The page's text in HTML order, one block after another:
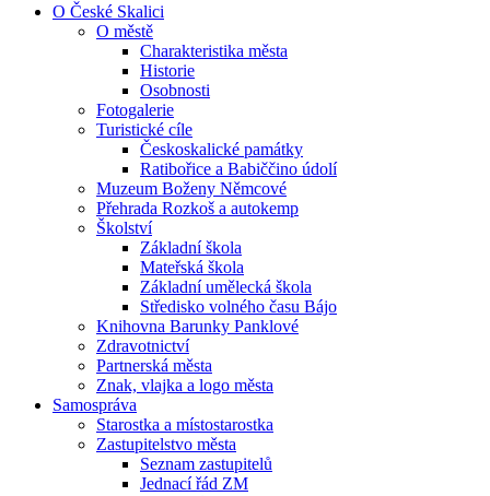
O České Skalici
O městě
Charakteristika města
Historie
Osobnosti
Fotogalerie
Turistické cíle
Českoskalické památky
Ratibořice a Babiččino údolí
Muzeum Boženy Němcové
Přehrada Rozkoš a autokemp
Školství
Základní škola
Mateřská škola
Základní umělecká škola
Středisko volného času Bájo
Knihovna Barunky Panklové
Zdravotnictví
Partnerská města
Znak, vlajka a logo města
Samospráva
Starostka a místostarostka
Zastupitelstvo města
Seznam zastupitelů
Jednací řád ZM